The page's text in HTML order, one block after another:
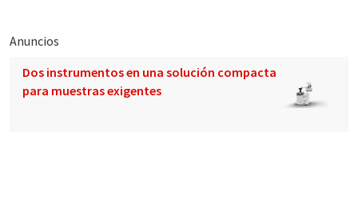
Anuncios
Dos instrumentos en una solución compacta
para muestras exigentes